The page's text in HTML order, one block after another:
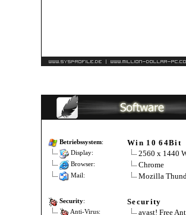
Betriebssystem: Win 10 64Bit
Display: 2560 x 1440
Browser: Chrome
Mail: Mozilla
Security: Security
Anti-Virus: avast! Free